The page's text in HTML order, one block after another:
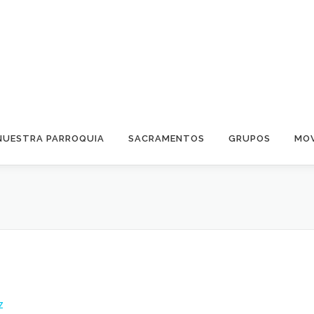
PARROQUIA SACRAMENTOS GRUPOS